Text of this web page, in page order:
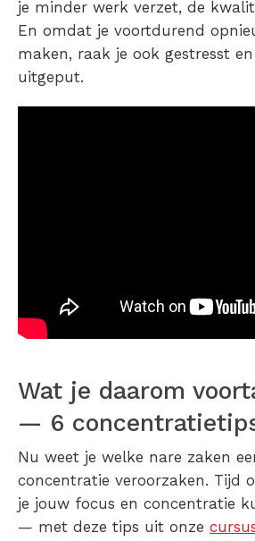
je minder werk verzet, de
En omdat je voortdurend
maken, raak je ook gestresst
uitgeput.
Wat je daarom
— 6
Nu weet je welke nare zaken
concentratie veroorzaken. Tijd
je jouw focus en concentratie
— met deze tips uit onze